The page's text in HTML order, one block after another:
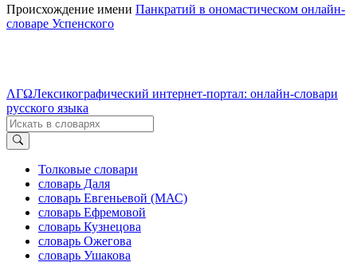
Происхождение имени Панкратий в ономастическом онлайн-
словаре Успенского
ΛΓΩЛексикографический интернет-портал: онлайн-словари
русского языка
Толковые словари
словарь Даля
словарь Евгеньевой (МАС)
словарь Ефремовой
словарь Кузнецова
словарь Ожегова
словарь Ушакова